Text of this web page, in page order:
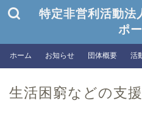
特定非営利活動法
ポ
ホーム お知らせ 団体概要 活
生活困窮などの支援